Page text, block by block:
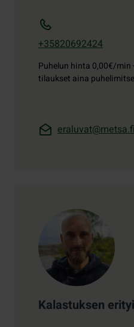
+35820692424
Puhelun hinta 0,00€/min
tilaukset aina
Yhteystiedot
Kalastuksen